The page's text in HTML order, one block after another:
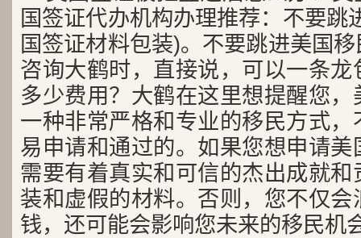
国签证代办机构办理推荐：不要跳
国签证材料包装)。不要跳进美国
咨询大鹤时，直接说，可以一条
多少费用？大鹤在这里想提醒您
一种非常严格和专业的移民方式
易申请和通过的。如果您想申请
需要有着真实和可信的杰出成就
装和虚假的材料。否则，您不仅
钱，还可能会影响您未来的移民机